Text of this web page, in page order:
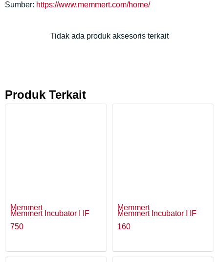
Sumber: https://www.memmert.com/home/
Tidak ada produk aksesoris terkait
Produk Terkait
Memmert
Memmert Incubator I IF
750
Memmert
Memmert Incubator I IF
160